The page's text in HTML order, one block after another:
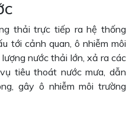
thải trực tiếp ra hệ thống
tới cảnh quan, ô nhiễm môi
nước thải lớn, xả ra các
tiêu thoát nước mưa, dẫn
gây ô nhiễm môi trường